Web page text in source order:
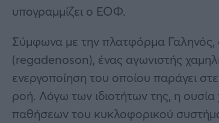
υπογραμμίζει ο ΕΟΦ.
Σύμφωνα με την πλατφόρμα Γαληνός,
(regadenoson), ένας αγωνιστής
ενεργοποίηση του οποίου παράγει
ροή. Λόγω των ιδιοτήτων της, η ουσία
παθήσεων του κυκλοφορικού